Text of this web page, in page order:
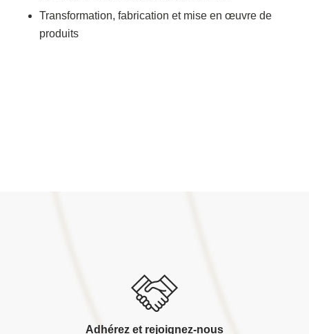
Transformation, fabrication et mise en œuvre de
produits
Adhérez et rejoignez-nous